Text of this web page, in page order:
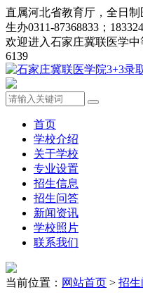
直属河北省教育厅，全日
生办0311-87368833；
欢迎进入石家庄冀联医学中
6139
首页
学校介绍
关于学校
专业设置
招生信息
招生问答
新闻资讯
学校照片
联系我们
当前位置： 网站首页 > 招